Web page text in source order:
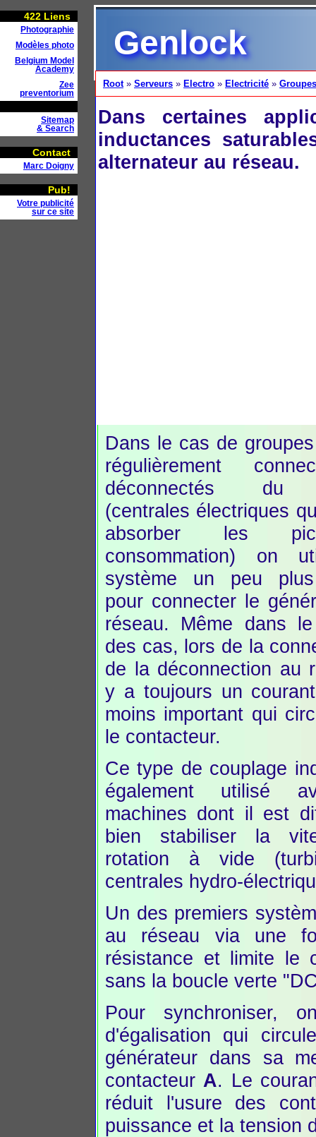
422 Liens
Photographie
Modèles photo
Belgium Model
Academy
Zee
preventorium
Sitemap
& Search
Contact
Marc Doigny
Pub!
Votre publicité
sur ce site
Genlock
Root» Serveurs » Electro » Electricité »
Dans certaines
inductances
alternateur au réseau.
Dans le cas de
régulièrement
déconnectés du
(centrales électriques
absorber les
consommation) on
système un peu
pour connecter le
réseau. Même dans
des cas, lors de la
de la déconnection au
y a toujours un
moins important qui
le contacteur.
Ce type de couplage
également utilisé
machines dont il est
bien stabiliser la
rotation à vide
centrales hydro-
Un des premiers
au réseau via une
résistance et limite le
sans la boucle verte
Pour synchroniser,
d'égalisation qui
générateur dans sa
contacteur A. Le
réduit l'usure des
puissance et la tension